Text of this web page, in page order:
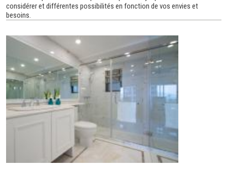
considérer et différentes possibilités en fonction de vos envies et
besoins.